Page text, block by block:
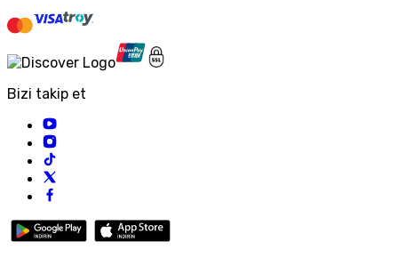
Bizi takip et